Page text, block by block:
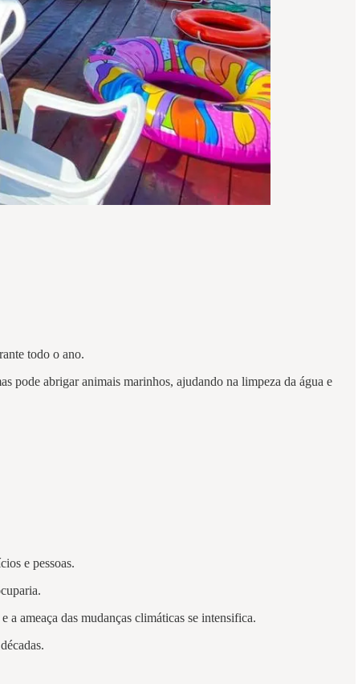
todo o ano.
pode abrigar animais marinhos, ajudando na limpeza da água e
e pessoas.
ameaça das mudanças climáticas se intensifica.